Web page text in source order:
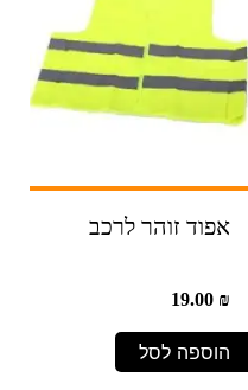
אפוד זוהר לרכב
19.00₪
הוספה לסל